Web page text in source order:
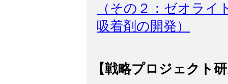
（その２：ゼオラ
吸着剤の開発）
【戦略プロジェクト